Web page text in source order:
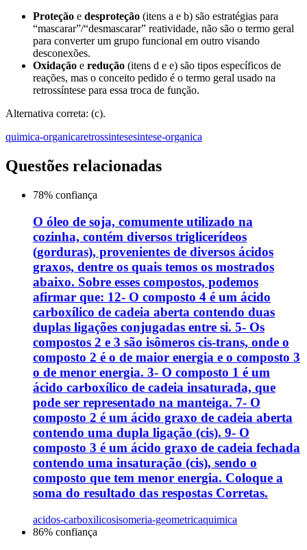
Proteção e desproteção (itens a e b) são estratégias para
“mascarar”/“desmascarar” reatividade, não são o termo geral
para converter um grupo funcional em outro visando
desconexões.
Oxidação e redução (itens d e e) são tipos específicos de
reações, mas o conceito pedido é o termo geral usado na
retrossíntese para essa troca de função.
Alternativa correta: (c).
quimica-organicaretrossintesesintese-organica
Questões relacionadas
78% confiança
O óleo de soja, comumente utilizado na
cozinha, contém diversos triglicerídeos
(gorduras), provenientes de diversos ácidos
graxos, dentre os quais temos os mostrados
abaixo. Sobre esses compostos, podemos
afirmar que: 12- O composto 4 é um ácido
carboxílico de cadeia aberta contendo duas
duplas ligações conjugadas entre si. 5- Os
compostos 2 e 3 são isômeros cis-trans, onde o
composto 2 é o de maior energia e o composto 3
o de menor energia. 3- O composto 1 é um
ácido carboxílico de cadeia insaturada, que
pode ser representado na manteiga. 7- O
composto 2 é um ácido graxo de cadeia aberta
contendo uma dupla ligação (cis). 9- O
composto 3 é um ácido graxo de cadeia fechada
contendo uma insaturação (cis), sendo o
composto que tem menor energia. Coloque a
soma do resultado das respostas Corretas.
acidos-carboxilicosisomeria-geometricaquimica
86% confiança